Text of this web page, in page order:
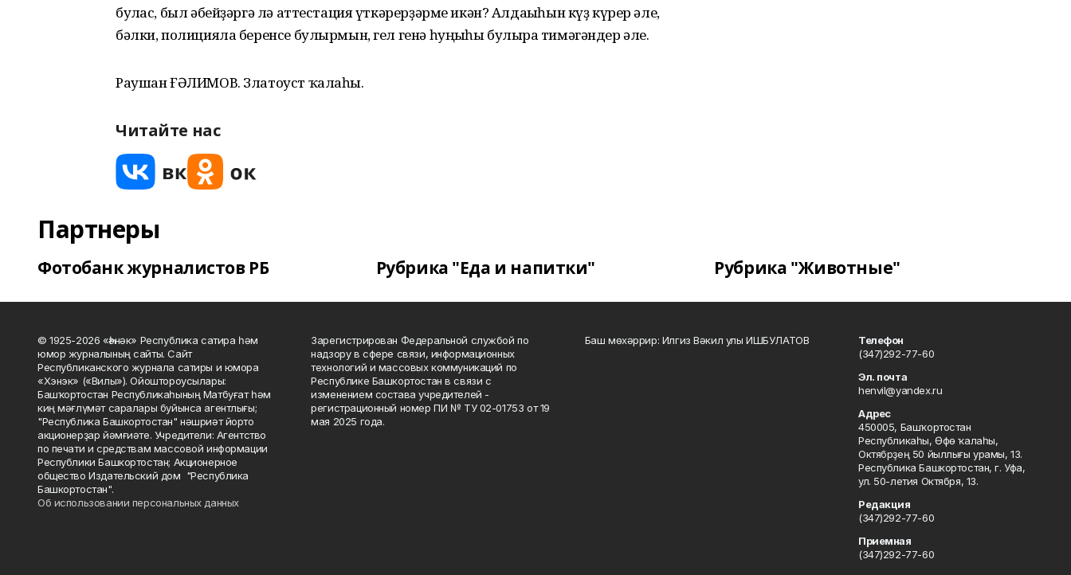
булғас, был әбейҙәргә лә аттестация үткәрерҙәрме икән? Алдағыһын күҙ күрер әле,
бәлки, полицияла беренсе булырмын, гел генә һуңғыһы булырға тимәгәндер әле.
Раушан ҒӘЛИМОВ. Златоуст ҡалаһы.
Читайте нас
Партнеры
Фотобанк журналистов РБ Рубрика "Еда и напитки" Рубрика "Животные"
© 1925-2026 «Һәнәк» Республика сатира һәм
юмор журналының сайты. Сайт
Республиканского журнала сатиры и юмора
«Хэнэк» («Вилы»). Ойоштороусылары:
Башҡортостан Республикаһының Матбуғат һәм
киң мәғлүмәт саралары буйынса агентлығы;
"Республика Башкортостан" нәшриәт йорто
акционерҙар йәмғиәте. Учредители: Агентство
по печати и средствам массовой информации
Республики Башкортостан; Акционерное
общество Издательский дом "Республика
Башкортостан".
Об использовании персональных данных
Зарегистрирован Федеральной службой по
надзору в сфере связи, информационных
технологий и массовых коммуникаций по
Республике Башкортостан в связи с
изменением состава учредителей -
регистрационный номер ПИ № ТУ 02-01753 от 19
мая 2025 года.
Баш мөхәррир: Илгиз Вәкил улы ИШБУЛАТОВ
Телефон
(347)292-77-60
Эл. почта
henvil@yandex.ru
Адрес
450005, Башҡортостан
Республикаһы, Өфө ҡалаһы,
Октябрҙең 50 йыллығы урамы, 13.
Республика Башкортостан, г. Уфа,
ул. 50-летия Октября, 13.
Редакция
(347)292-77-60
Приемная
(347)292-77-60